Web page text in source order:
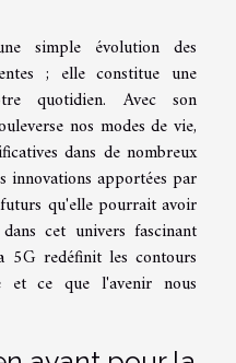
simple évolution des
; elle constitue une
quotidien. Avec son
nos modes de vie,
dans de nombreux
innovations apportées par
qu'elle pourrait avoir
cet univers fascinant
5G redéfinit les contours
et ce que l'avenir nous